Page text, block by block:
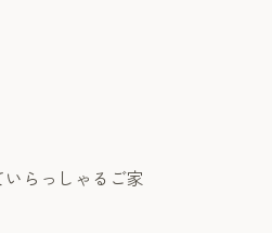
らっしゃるご家